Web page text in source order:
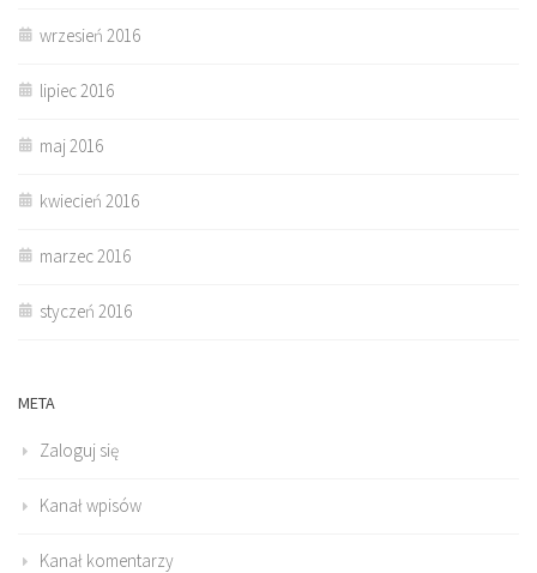
wrzesień 2016
lipiec 2016
maj 2016
kwiecień 2016
marzec 2016
styczeń 2016
META
Zaloguj się
Kanał wpisów
Kanał komentarzy